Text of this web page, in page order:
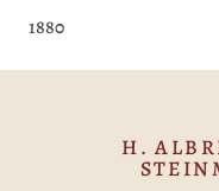
1880
H.